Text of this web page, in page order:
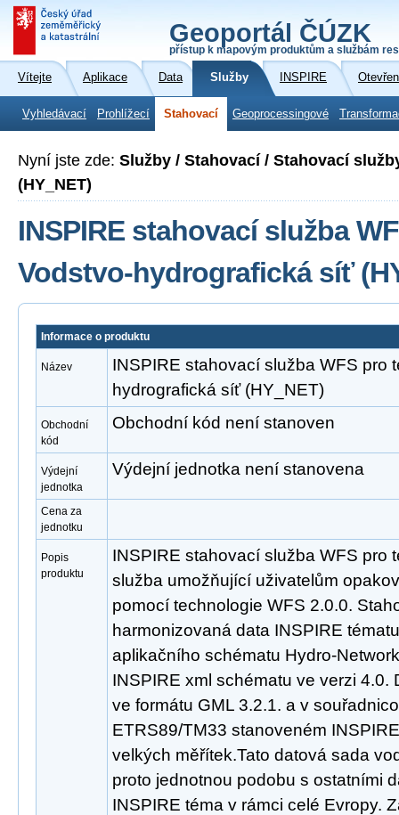
Geoportál ČÚZK
přístup k mapovým produktům a službám
Vítejte Aplikace Data Služby INSPIRE
Vyhledávací Prohlížecí Stahovací Geoprocessingové
Nyní jste zde: Služby / Stahovací / Stahovací
(HY_NET)
INSPIRE stahovací služba
Vodstvo-hydrografická síť
Informace o produktu
Název
INSPIRE stahovací služba WFS pro
hydrografická síť (HY_NET)
Obchodní
kód
Obchodní kód není stanoven
Výdejní
jednotka
Výdejní jednotka není stanovena
Cena za
jednotku
Popis
produktu
INSPIRE stahovací služba WFS pro
služba umožňující uživatelům
pomocí technologie WFS 2.0.0.
harmonizovaná data INSPIRE
aplikačního schématu Hydro-
INSPIRE xml schématu ve verzi 4.0.
ve formátu GML 3.2.1. a v
ETRS89/TM33 stanoveném
velkých měřítek.Tato datová sada
proto jednotnou podobu s ostatními
INSPIRE téma v rámci celé Evropy.